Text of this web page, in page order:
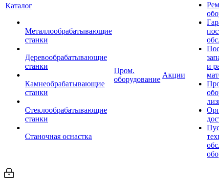
Каталог
Металлообрабатывающие
станки
Деревообрабатывающие
станки
Камнеобрабатывающие
станки
Стеклообрабатывающие
станки
Станочная оснастка
Пром.
оборудование
Акции
и